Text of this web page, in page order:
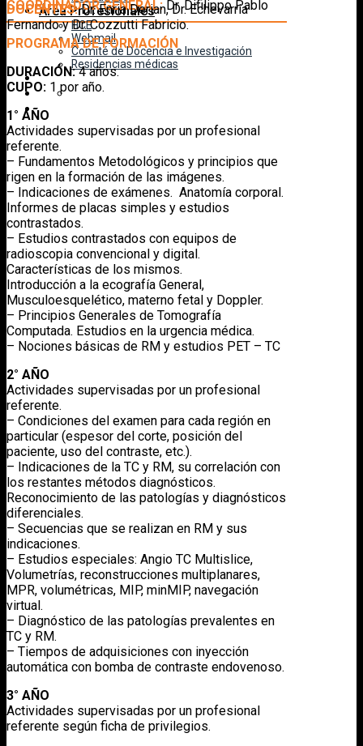
Área Profesionales
HCE
Webmail
Comité de Docencia e Investigación
Residencias médicas
COORDINADOR GENERAL:Dr. Difilippo Pablo
DOCENTES:Dr. Enria Derian, Dr. Echevarria
Fernando y Dr. Cozzutti Fabricio.
PROGRAMA DE FORMACIÓN
DURACIÓN:4 años.
CUPO: 1 por año.
1° AÑO
Actividades supervisadas por un profesional
referente.
– Fundamentos Metodológicos y principios que
rigen en la formación de las imágenes.
– Indicaciones de exámenes. Anatomía corporal.
Informes de placas simples y estudios
contrastados.
– Estudios contrastados con equipos de
radioscopia convencional y digital.
Características de los mismos.
Introducción a la ecografía General,
Musculoesquelético, materno fetal y Doppler.
– Principios Generales de Tomografía
Computada. Estudios en la urgencia médica.
– Nociones básicas de RM y estudios PET – TC
2° AÑO
Actividades supervisadas por un profesional
referente.
– Condiciones del examen para cada región en
particular (espesor del corte, posición del
paciente, uso del contraste, etc.).
– Indicaciones de la TC y RM, su correlación con
los restantes métodos diagnósticos.
Reconocimiento de las patologías y diagnósticos
diferenciales.
– Secuencias que se realizan en RM y sus
indicaciones.
– Estudios especiales: Angio TC Multislice,
Volumetrías, reconstrucciones multiplanares,
MPR, volumétricas, MIP, minMIP, navegación
virtual.
– Diagnóstico de las patologías prevalentes en
TC y RM.
– Tiempos de adquisiciones con inyección
automática con bomba de contraste endovenoso.
3° AÑO
Actividades supervisadas por un profesional
referente según ficha de privilegios.